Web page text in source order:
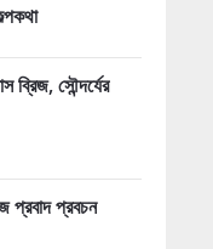
ব্রিজ, সৌন্দর্যের
প্রবাদ প্রবচন